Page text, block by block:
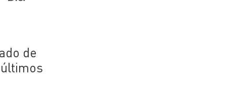
de